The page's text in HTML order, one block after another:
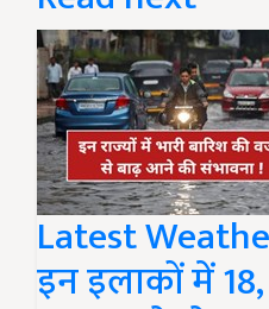
Latest
इन इलाकों में